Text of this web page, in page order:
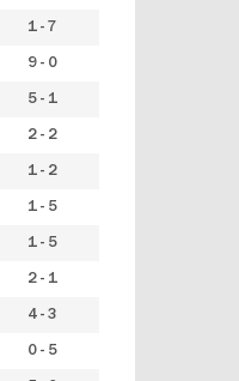
1 - 7
9 - 0
5 - 1
2 - 2
1 - 2
1 - 5
1 - 5
2 - 1
4 - 3
0 - 5